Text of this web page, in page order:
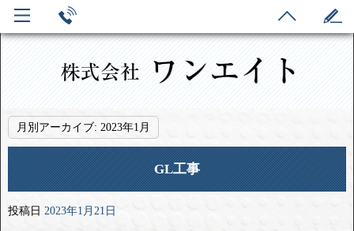
月別アーカイブ: 2023年1月
GL工事
投稿日 2023年1月21日